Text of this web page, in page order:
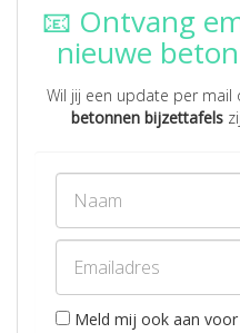
📧 Ontvang
nieuwe
Wil jij een update per mail
betonnen bijzettafels
Meld mij ook aan